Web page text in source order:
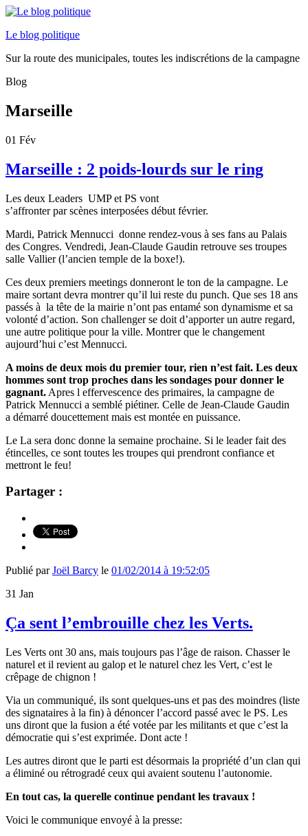
Le blog politique
Sur la route des municipales, toutes les indiscrétions de la campagne
Blog
Marseille
01 Fév
Marseille : 2 poids-lourds sur le ring
Les deux Leaders UMP et PS vont
s’affronter par scènes interposées début février.
Mardi, Patrick Mennucci donne rendez-vous à ses fans au Palais
des Congres. Vendredi, Jean-Claude Gaudin retrouve ses troupes
salle Vallier (l’ancien temple de la boxe!).
Ces deux premiers meetings donneront le ton de la campagne. Le
maire sortant devra montrer qu’il lui reste du punch. Que ses 18 ans
passés à la tête de la mairie n’ont pas entamé son dynamisme et sa
volonté d’action. Son challenger se doit d’apporter un autre regard,
une autre politique pour la ville. Montrer que le changement
aujourd’hui c’est Mennucci.
A moins de deux mois du premier tour, rien n’est fait. Les deux
hommes sont trop proches dans les sondages pour donner le
gagnant. Apres l effervescence des primaires, la campagne de
Patrick Mennucci a semblé piétiner. Celle de Jean-Claude Gaudin
a démarré doucettement mais est montée en puissance.
Le La sera donc donne la semaine prochaine. Si le leader fait des
étincelles, ce sont toutes les troupes qui prendront confiance et
mettront le feu!
Partager :
Publié parJoël Barcy le 01/02/2014 à 19:52:05
31 Jan
Ça sent l’embrouille chez les Verts.
Les Verts ont 30 ans, mais toujours pas l’âge de raison. Chasser le
naturel et il revient au galop et le naturel chez les Vert, c’est le
crêpage de chignon !
Via un communiqué, ils sont quelques-uns et pas des moindres (liste
des signataires à la fin) à dénoncer l’accord passé avec le PS. Les
uns diront que la fusion a été votée par les militants et que c’est la
démocratie qui s’est exprimée. Dont acte !
Les autres diront que le parti est désormais la propriété d’un clan qui
a éliminé ou rétrogradé ceux qui avaient soutenu l’autonomie.
En tout cas, la querelle continue pendant les travaux !
Voici le communique envoyé à la presse: